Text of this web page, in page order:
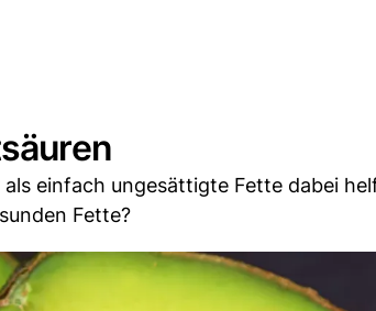
einfach ungesättigte Fette dabei
Fette?